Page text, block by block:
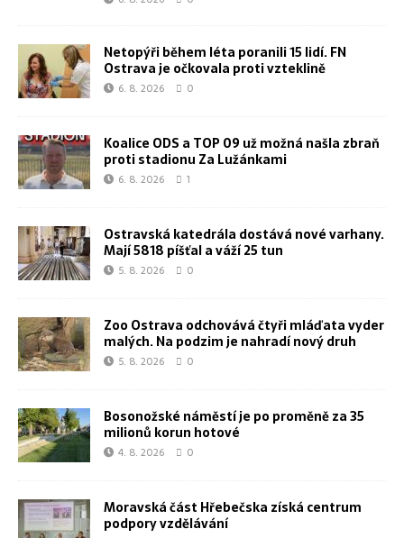
Netopýři během léta poranili 15 lidí. FN
Ostrava je očkovala proti vzteklině
6. 8. 2026 0
Koalice ODS a TOP 09 už možná našla zbraň
proti stadionu Za Lužánkami
6. 8. 2026 1
Ostravská katedrála dostává nové varhany.
Mají 5818 píšťal a váží 25 tun
5. 8. 2026 0
Zoo Ostrava odchovává čtyři mláďata vyder
malých. Na podzim je nahradí nový druh
5. 8. 2026 0
Bosonožské náměstí je po proměně za 35
milionů korun hotové
4. 8. 2026 0
Moravská část Hřebečska získá centrum
podpory vzdělávání